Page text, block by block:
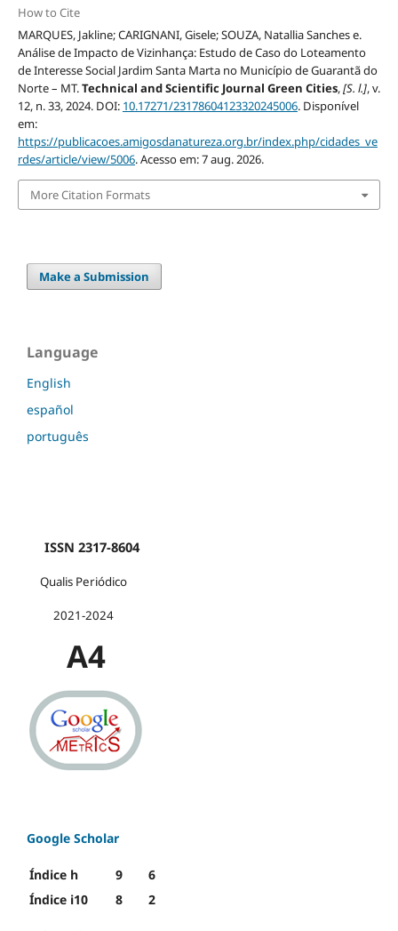
How to Cite
MARQUES, Jakline; CARIGNANI, Gisele; SOUZA, Natallia Sanches e.
Análise de Impacto de Vizinhança: Estudo de Caso do Loteamento
de Interesse Social Jardim Santa Marta no Município de Guarantã do
Norte – MT.Technical and Scientific Journal Green Cities,[S. l.], v.
12, n. 33, 2024. DOI: 10.17271/23178604123320245006. Disponível
em:
https://publicacoes.amigosdanatureza.org.br/index.php/cidades_ve
rdes/article/view/5006. Acesso em: 7 aug. 2026.
More Citation Formats
Make a Submission
Language
English
español
português
ISSN 2317-8604
Qualis Periódico
2021-2024
A4
Google Scholar
Índice h 9
6
Índice i10
8 2